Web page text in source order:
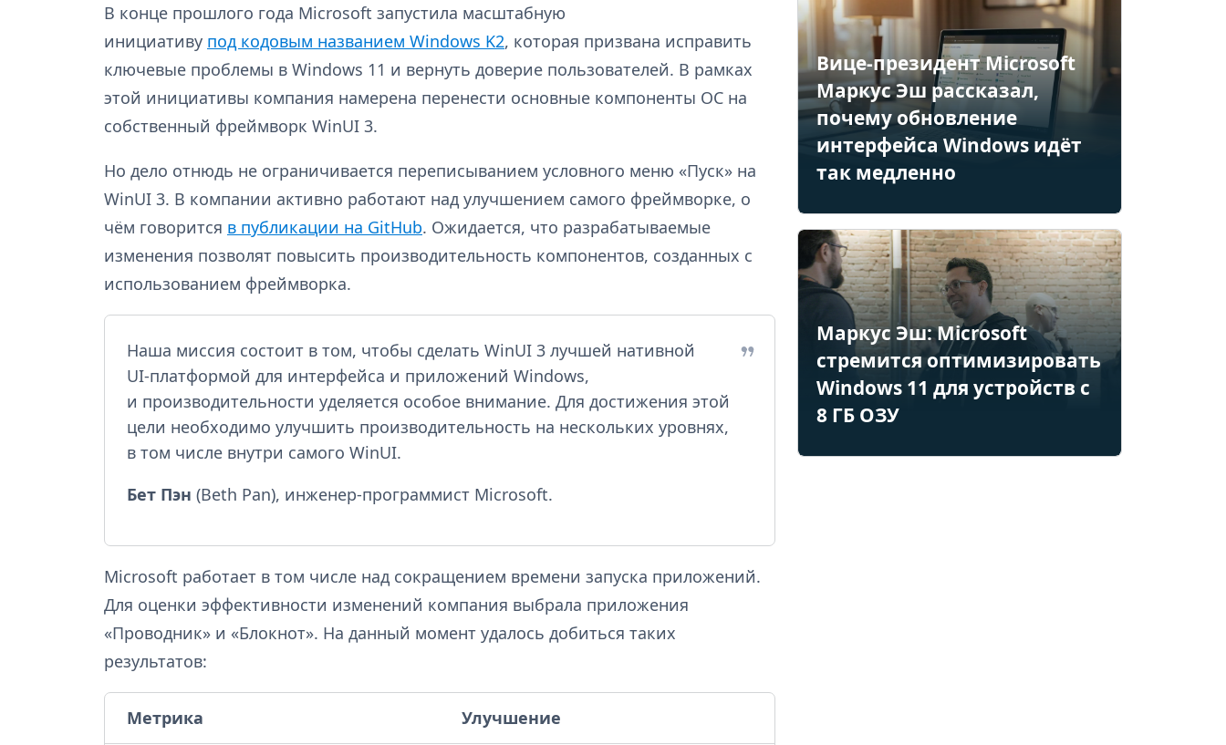
В конце прошлого года Microsoft запустила масштабную
инициативу под кодовым названием Windows K2, которая призвана исправить
ключевые проблемы в Windows 11 и вернуть доверие пользователей. В рамках
этой инициативы компания намерена перенести основные компоненты ОС на
собственный фреймворк WinUI 3.
Но дело отнюдь не ограничивается переписыванием условного меню «Пуск» на
WinUI 3. В компании активно работают над улучшением самого фреймворке, о
чём говорится в публикации на GitHub. Ожидается, что разрабатываемые
изменения позволят повысить производительность компонентов, созданных с
использованием фреймворка.
Наша миссия состоит в том, чтобы сделать WinUI 3 лучшей нативной
UI-платформой для интерфейса и приложений Windows,
и производительности уделяется особое внимание. Для достижения этой
цели необходимо улучшить производительность на нескольких уровнях,
в том числе внутри самого WinUI.
Бет Пэн (Beth Pan), инженер-программист Microsoft.
Microsoft работает в том числе над сокращением времени запуска приложений.
Для оценки эффективности изменений компания выбрала приложения
«Проводник» и «Блокнот». На данный момент удалось добиться таких
результатов:
Метрика Улучшение
Вице-президент Microsoft
Маркус Эш рассказал,
почему обновление
интерфейса Windows идёт
так медленно
Маркус Эш: Microsoft
стремится оптимизировать
Windows 11 для устройств с
8 ГБ ОЗУ